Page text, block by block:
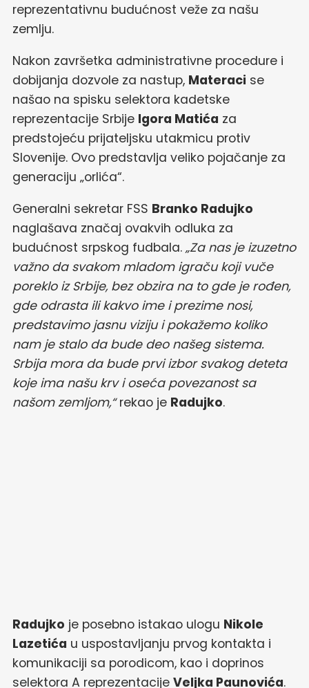
reprezentativnu budućnost veže za našu
zemlju.
Nakon završetka administrativne procedure i
dobijanja dozvole za nastup, Materaci se
našao na spisku selektora kadetske
reprezentacije Srbije Igora Matića za
predstojeću prijateljsku utakmicu protiv
Slovenije. Ovo predstavlja veliko pojačanje za
generaciju „orlića“.
Generalni sekretar FSS Branko Radujko
naglašava značaj ovakvih odluka za
budućnost srpskog fudbala. „Za nas je izuzetno
važno da svakom mladom igraču koji vuče
poreklo iz Srbije, bez obzira na to gde je rođen,
gde odrasta ili kakvo ime i prezime nosi,
predstavimo jasnu viziju i pokažemo koliko
nam je stalo da bude deo našeg sistema.
Srbija mora da bude prvi izbor svakog deteta
koje ima našu krv i oseća povezanost sa
našom zemljom,“rekao je Radujko.
Radujko je posebno istakao ulogu Nikole
Lazetića u uspostavljanju prvog kontakta i
komunikaciji sa porodicom, kao i doprinos
selektora A reprezentacije Veljka Paunovića.